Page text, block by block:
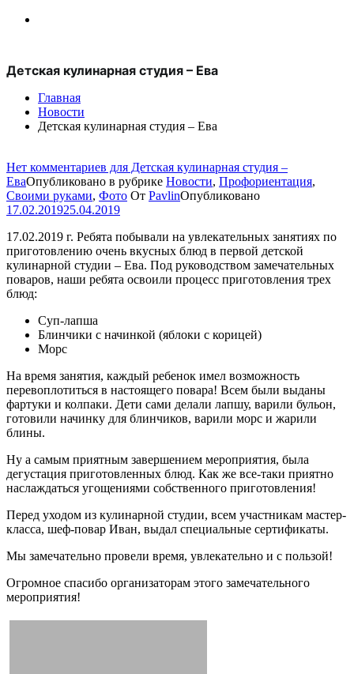
Детская кулинарная студия – Ева
Главная
Новости
Детская кулинарная студия – Ева
Нет комментариев для Детская кулинарная студия –
ЕваОпубликовано в рубрике Новости, Профориентация,
Своими руками, Фото От PavlinОпубликовано
17.02.201925.04.2019
17.02.2019 г. Ребята побывали на увлекательных занятиях по
приготовлению очень вкусных блюд в первой детской
кулинарной студии – Ева. Под руководством замечательных
поваров, наши ребята освоили процесс приготовления трех
блюд:
Суп-лапша
Блинчики с начинкой (яблоки с корицей)
Морс
На время занятия, каждый ребенок имел возможность
перевоплотиться в настоящего повара! Всем были выданы
фартуки и колпаки. Дети сами делали лапшу, варили бульон,
готовили начинку для блинчиков, варили морс и жарили
блины.
Ну а самым приятным завершением мероприятия, была
дегустация приготовленных блюд. Как же все-таки приятно
наслаждаться угощениями собственного приготовления!
Перед уходом из кулинарной студии, всем участникам мастер-
класса, шеф-повар Иван, выдал специальные сертификаты.
Мы замечательно провели время, увлекательно и с пользой!
Огромное спасибо организаторам этого замечательного
мероприятия!